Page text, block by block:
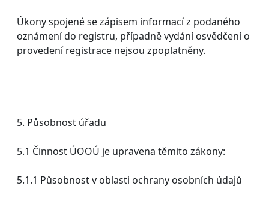
Úkony spojené se zápisem informací z podaného
oznámení do registru, případně vydání osvědčení o
provedení registrace nejsou zpoplatněny.
5. Působnost úřadu
5.1 Činnost ÚOOÚ je upravena těmito zákony:
5.1.1 Působnost v oblasti ochrany osobních údajů